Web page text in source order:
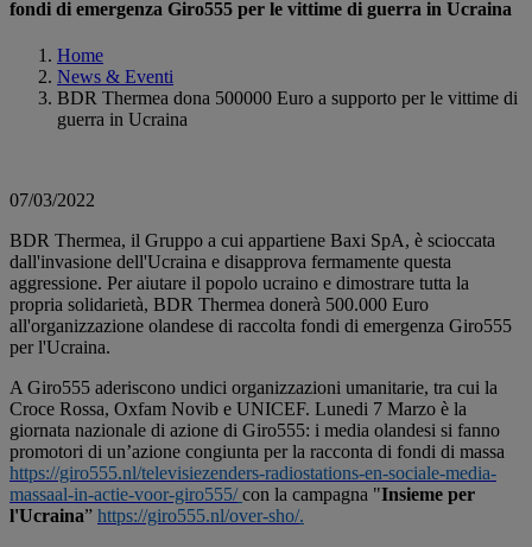
fondi di emergenza Giro555 per le vittime di guerra in Ucraina
Home
News & Eventi
BDR Thermea dona 500000 Euro a supporto per le vittime di
guerra in Ucraina
07/03/2022
BDR Thermea, il Gruppo a cui appartiene Baxi SpA, è scioccata
dall'invasione dell'Ucraina e disapprova fermamente questa
aggressione. Per aiutare il popolo ucraino e dimostrare tutta la
propria solidarietà, BDR Thermea donerà 500.000 Euro
all'organizzazione olandese di raccolta fondi di emergenza Giro555
per l'Ucraina.
A Giro555 aderiscono undici organizzazioni umanitarie, tra cui la
Croce Rossa, Oxfam Novib e UNICEF. Lunedi 7 Marzo è la
giornata nazionale di azione di Giro555: i media olandesi si fanno
promotori di un’azione congiunta per la racconta di fondi di massa
https://giro555.nl/televisiezenders-radiostations-en-sociale-media-
massaal-in-actie-voor-giro555/ con la campagna "Insieme per
l'Ucraina” https://giro555.nl/over-sho/.